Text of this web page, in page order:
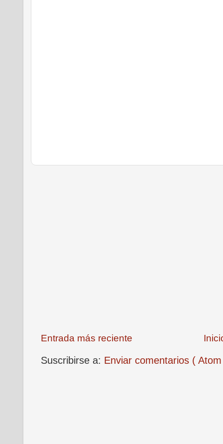
Entrada más reciente
Suscribirse a: Enviar comentarios (